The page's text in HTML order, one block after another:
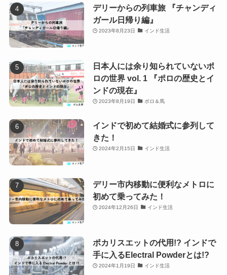
デリーからの列車旅 『チャンディ
ガール日帰り編』
2023年8月23日 インド生活
日本人には余り知られていないポ
ロの世界 vol. 1 『ポロの歴史とイ
ンドの現在』
2023年8月19日 ポロ＆馬
インドで初めて結婚式に参列して
きた！
2024年2月15日 インド生活
デリー市内移動に便利なメトロに
初めて乗ってみた！
2024年12月26日 インド生活
ポカリスエットの代用!? インドで
手に入るElectral Powderとは!?
2024年1月19日 インド生活